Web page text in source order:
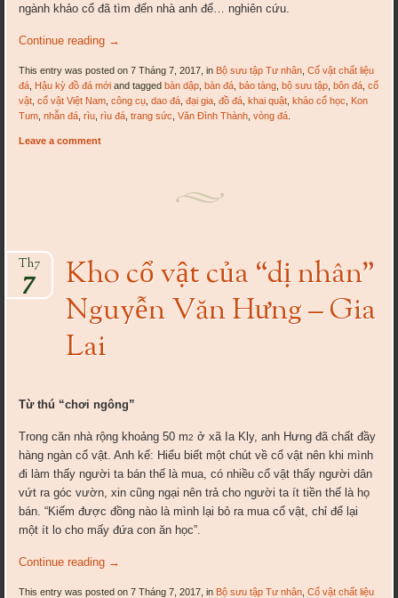
ngành khảo cổ đã tìm đến nhà anh để… nghiên cứu.
Continue reading →
This entry was posted on 7 Tháng 7, 2017, in Bộ sưu tập Tư nhân ,Cổ vật chất liệu
đá Hậu kỳ đồ đá mới and taggedbàn dập ,bàn đá ,bảo tàng ,bộ sưu tập ,bôn đá ,cổ
vật ,cổ vật Việt Nam ,công cụ ,dao đá ,đại gia ,đồ đá ,khai quật ,khảo cổ học
Kon
Tum ,nhẫn đá ,rìu ,rìu đá ,trang sức ,Văn Đình Thành ,vòng đá
Leave a comment
Kho cổ vật của “dị nhân”
Nguyễn Văn Hưng – Gia
Lai
Th7
7
Từ thú “chơi ngông”
Trong căn nhà rộng khoảng 50 m2 ở xã Ia Kly, anh Hưng đã chất đầy
hàng ngàn cổ vật. Anh kể: Hiểu biết một chút về cổ vật nên khi mình
đi làm thấy người ta bán thế là mua, có nhiều cổ vật thấy người dân
vứt ra góc vườn, xin cũng ngại nên trả cho người ta ít tiền thế là họ
bán. “Kiếm được đồng nào là mình lại bỏ ra mua cổ vật, chỉ để lại
một ít lo cho mấy đứa con ăn học”.
Continue reading →
This entry was posted on 7 Tháng 7, 2017, in Bộ sưu tập Tư nhân ,Cổ vật chất liệu